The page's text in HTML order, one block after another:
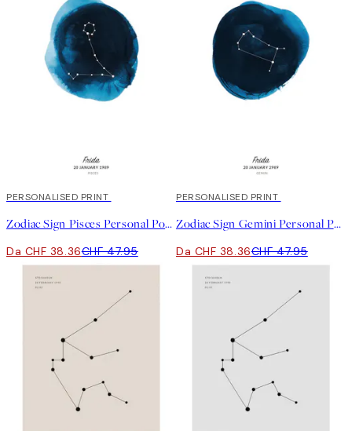
20%*
PERSONALISED PRINT
Zodiac Sign Pisces Personal Poster
Da CHF 38.36CHF 47.95
20%*
PERSONALISED PRINT
Zodiac Sign Gemini Personal Poster
Da CHF 38.36CHF 47.95